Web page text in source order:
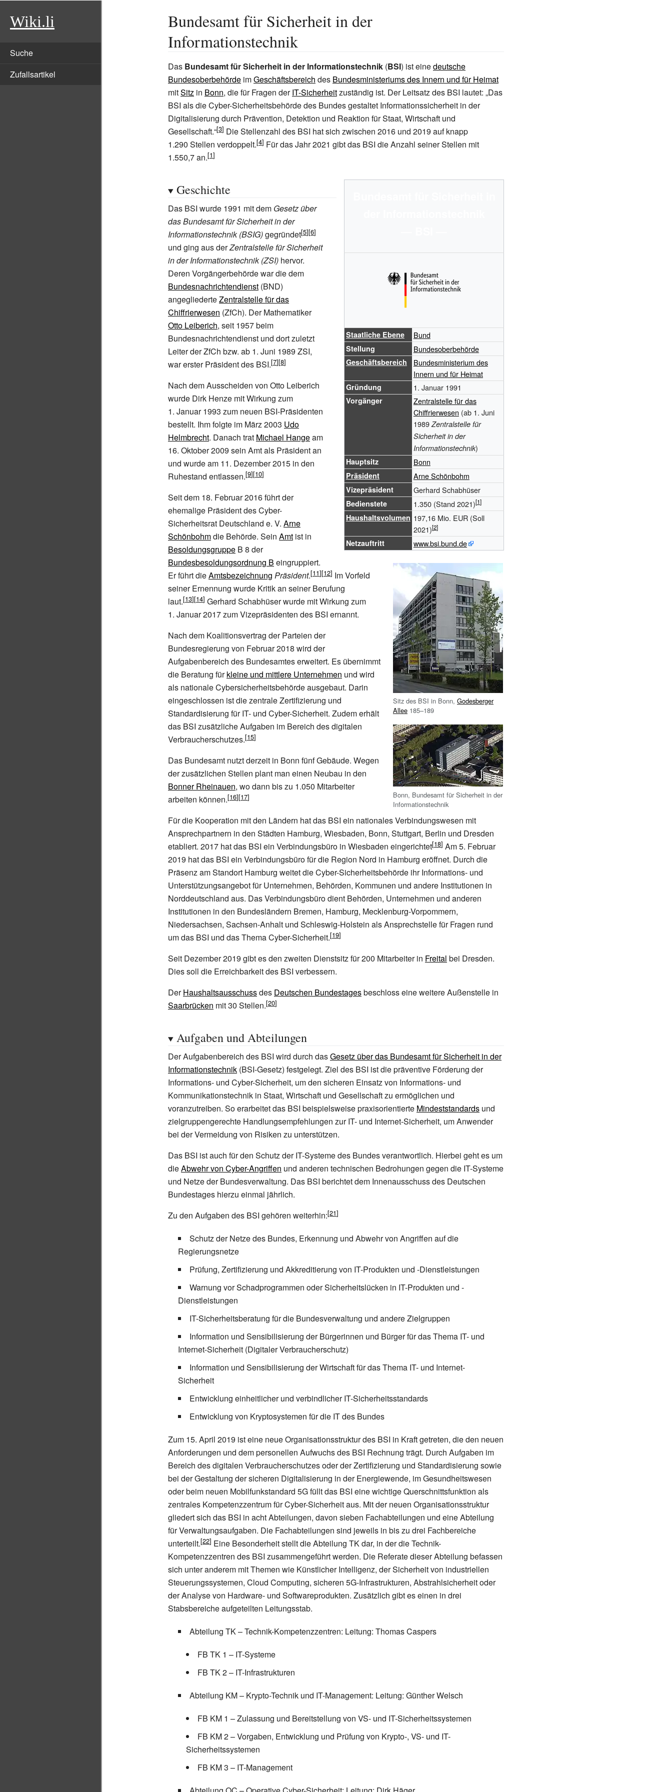
Wiki.li
Suche
Zufallsartikel
Bundesamt für Sicherheit in der
Informationstechnik
Das Bundesamt für Sicherheit in der Informationstechnik (BSI) ist einedeutsche
Bundesoberbehörde imGeschäftsbereich des Bundesministeriums des Innern und für Heimat
mitSitz in Bonn, die für Fragen derIT-Sicherheitzuständig ist. Der Leitsatz des BSI lautet: „Das
BSI als die Cyber-Sicherheitsbehörde des Bundes gestaltet Informationssicherheit in der
Digitalisierung durch Prävention, Detektion und Reaktion für Staat, Wirtschaft und
Gesellschaft.“
Die Stellenzahl des BSI hat sich zwischen 2016 und 2019 auf knapp
1.290 Stellen verdoppelt.
Für das Jahr 2021 gibt das BSI die Anzahl seiner Stellen mit
1.550,7 an.
Staatliche Ebene Bund
Stellung Bundesoberbehörde
Geschäftsbereich
Bundesministerium des
Innern und für Heimat
Gründung 1. Januar 1991
Vorgänger
Zentralstelle für das
Chiffrierwesen (ab 1. Juni
1989Zentralstelle für
Sicherheit in der
Informationstechnik)
Hauptsitz Bonn
Präsident Arne Schönbohm
Vizepräsident Gerhard Schabhüser
Bedienstete 1.350 (Stand 2021)
Haushaltsvolumen 197,16 Mio. EUR (Soll
2021)
Netzauftritt www.bsi.bund.de
Sitz des BSI in Bonn, Godesberger
Allee 185–189
Bonn, Bundesamt für Sicherheit in der
Informationstechnik
Geschichte
Das BSI wurde 1991 mit dem Gesetz über
das Bundesamt für Sicherheit in der
Informationstechnik (BSIG)gegründet
und ging aus derZentralstelle für Sicherheit
in der Informationstechnik (ZSI) hervor.
Deren Vorgängerbehörde war die dem
Bundesnachrichtendienst (BND)
angegliederteZentralstelle für das
Chiffrierwesen (ZfCh). Der Mathematiker
Otto Leiberich, seit 1957 beim
Bundesnachrichtendienst und dort zuletzt
Leiter der ZfCh bzw. ab 1. Juni 1989 ZSI,
war erster Präsident des BSI.
Nach dem Ausscheiden von Otto Leiberich
wurde Dirk Henze mit Wirkung zum
1. Januar 1993 zum neuen BSI-Präsidenten
bestellt. Ihm folgte im März 2003 Udo
Helmbrecht. Danach trat Michael Hangeam
16. Oktober 2009 sein Amt als Präsident an
und wurde am 11. Dezember 2015 in den
Ruhestand entlassen.
Seit dem 18. Februar 2016 führt der
ehemalige Präsident des Cyber-
Sicherheitsrat Deutschland e. V. Arne
Schönbohmdie Behörde. Sein Amt ist in
Besoldungsgruppe B 8 der
Bundesbesoldungsordnung B eingruppiert.
Er führt dieAmtsbezeichnung Präsident.
Im Vorfeld
seiner Ernennung wurde Kritik an seiner Berufung
laut.
Gerhard Schabhüserwurde mit Wirkung zum
1. Januar 2017 zum Vizepräsidenten des BSI ernannt.
Nach dem Koalitionsvertrag der Parteien der
Bundesregierung von Februar 2018 wird der
Aufgabenbereich des Bundesamtes erweitert. Es übernimmt
die Beratung fürkleine und mittlere Unternehmen und wird
als nationale Cybersicherheitsbehörde ausgebaut. Darin
eingeschlossen ist die zentrale Zertifizierung und
Standardisierung für IT- und Cyber-Sicherheit. Zudem erhält
das BSI zusätzliche Aufgaben im Bereich des digitalen
Verbraucherschutzes.
Das Bundesamt nutzt derzeit in Bonn fünf Gebäude. Wegen
der zusätzlichen Stellen plant man einen Neubau in den
Bonner Rheinauen, wo dann bis zu 1.050 Mitarbeiter
arbeiten können.
Für die Kooperation mit den Ländern hat das BSI ein nationales Verbindungswesen mit
Ansprechpartnern in den Städten Hamburg, Wiesbaden, Bonn, Stuttgart, Berlin und Dresden
etabliert. 2017 hat das BSI ein Verbindungsbüro in Wiesbaden eingerichtet
Am 5. Februar
2019 hat das BSI ein Verbindungsbüro für die Region Nord in Hamburg eröffnet. Durch die
Präsenz am Standort Hamburg weitet die Cyber-Sicherheitsbehörde ihr Informations- und
Unterstützungsangebot für Unternehmen, Behörden, Kommunen und andere Institutionen in
Norddeutschland aus. Das Verbindungsbüro dient Behörden, Unternehmen und anderen
Institutionen in den Bundesländern Bremen, Hamburg, Mecklenburg-Vorpommern,
Niedersachsen, Sachsen-Anhalt und Schleswig-Holstein als Ansprechstelle für Fragen rund
um das BSI und das Thema Cyber-Sicherheit.
Seit Dezember 2019 gibt es den zweiten Dienstsitz für 200 Mitarbeiter in Freital bei Dresden.
Dies soll die Erreichbarkeit des BSI verbessern.
DerHaushaltsausschussdes Deutschen Bundestagesbeschloss eine weitere Außenstelle in
Saarbrücken mit 30 Stellen.
Aufgaben und Abteilungen
Der Aufgabenbereich des BSI wird durch dasGesetz über das Bundesamt für Sicherheit in der
Informationstechnik (BSI-Gesetz) festgelegt. Ziel des BSI ist die präventive Förderung der
Informations- und Cyber-Sicherheit, um den sicheren Einsatz von Informations- und
Kommunikationstechnik in Staat, Wirtschaft und Gesellschaft zu ermöglichen und
voranzutreiben. So erarbeitet das BSI beispielsweise praxisorientierte Mindeststandards und
zielgruppengerechte Handlungsempfehlungen zur IT- und Internet-Sicherheit, um Anwender
bei der Vermeidung von Risiken zu unterstützen.
Das BSI ist auch für den Schutz der IT-Systeme des Bundes verantwortlich. Hierbei geht es um
dieAbwehr von Cyber-Angriffen und anderen technischen Bedrohungen gegen die IT-Systeme
und Netze der Bundesverwaltung. Das BSI berichtet dem Innenausschuss des Deutschen
Bundestages hierzu einmal jährlich.
Zu den Aufgaben des BSI gehören weiterhin:
Schutz der Netze des Bundes, Erkennung und Abwehr von Angriffen auf die
Regierungsnetze
Prüfung, Zertifizierung und Akkreditierung von IT-Produkten und -Dienstleistungen
Warnung vor Schadprogrammen oder Sicherheitslücken in IT-Produkten und -
Dienstleistungen
IT-Sicherheitsberatung für die Bundesverwaltung und andere Zielgruppen
Information und Sensibilisierung der Bürgerinnen und Bürger für das Thema IT- und
Internet-Sicherheit (Digitaler Verbraucherschutz)
Information und Sensibilisierung der Wirtschaft für das Thema IT- und Internet-
Sicherheit
Entwicklung einheitlicher und verbindlicher IT-Sicherheitsstandards
Entwicklung von Kryptosystemen für die IT des Bundes
Zum 15. April 2019 ist eine neue Organisationsstruktur des BSI in Kraft getreten, die den neuen
Anforderungen und dem personellen Aufwuchs des BSI Rechnung trägt. Durch Aufgaben im
Bereich des digitalen Verbraucherschutzes oder der Zertifizierung und Standardisierung sowie
bei der Gestaltung der sicheren Digitalisierung in der Energiewende, im Gesundheitswesen
oder beim neuen Mobilfunkstandard 5G füllt das BSI eine wichtige Querschnittsfunktion als
zentrales Kompetenzzentrum für Cyber-Sicherheit aus. Mit der neuen Organisationsstruktur
gliedert sich das BSI in acht Abteilungen, davon sieben Fachabteilungen und eine Abteilung
für Verwaltungsaufgaben. Die Fachabteilungen sind jeweils in bis zu drei Fachbereiche
unterteilt.
Eine Besonderheit stellt die Abteilung TK dar, in der die Technik-
Kompetenzzentren des BSI zusammengeführt werden. Die Referate dieser Abteilung befassen
sich unter anderem mit Themen wie Künstlicher Intelligenz, der Sicherheit von industriellen
Steuerungssystemen, Cloud Computing, sicheren 5G-Infrastrukturen, Abstrahlsicherheit oder
der Analyse von Hardware- und Softwareprodukten. Zusätzlich gibt es einen in drei
Stabsbereiche aufgeteilten Leitungsstab.
Abteilung TK – Technik-Kompetenzzentren: Leitung: Thomas Caspers
FB TK 1 – IT-Systeme
FB TK 2 – IT-Infrastrukturen
Abteilung KM – Krypto-Technik und IT-Management: Leitung: Günther Welsch
FB KM 1 – Zulassung und Bereitstellung von VS- und IT-Sicherheitssystemen
FB KM 2 – Vorgaben, Entwicklung und Prüfung von Krypto-, VS- und IT-
Sicherheitssystemen
FB KM 3 – IT-Management